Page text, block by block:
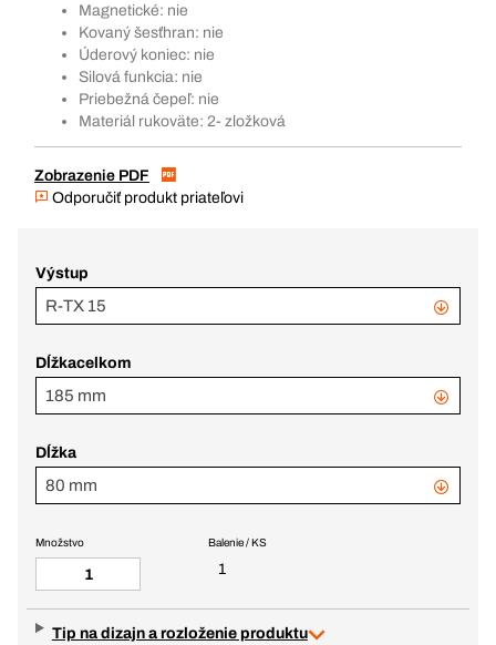
Magnetické: nie
Kovaný šesťhran: nie
Úderový koniec: nie
Silová funkcia: nie
Priebežná čepeľ: nie
Materiál rukoväte: 2- zložková
Zobrazenie PDF
Odporučiť produkt priateľovi
Výstup
R-TX 15
Dĺžkacelkom
185 mm
Dĺžka
80 mm
Balenie / KS
1
Množstvo
Tip na dizajn a rozloženie produktu